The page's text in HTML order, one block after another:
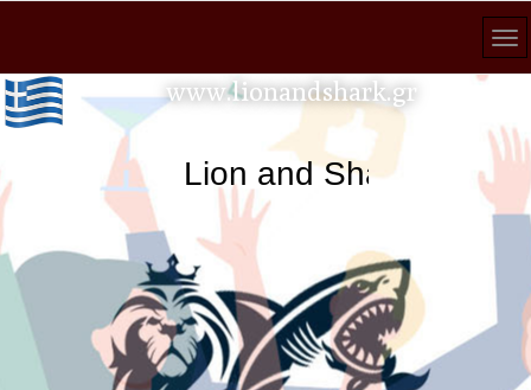
www.lionandshark.gr
Lion and Shark κάθε